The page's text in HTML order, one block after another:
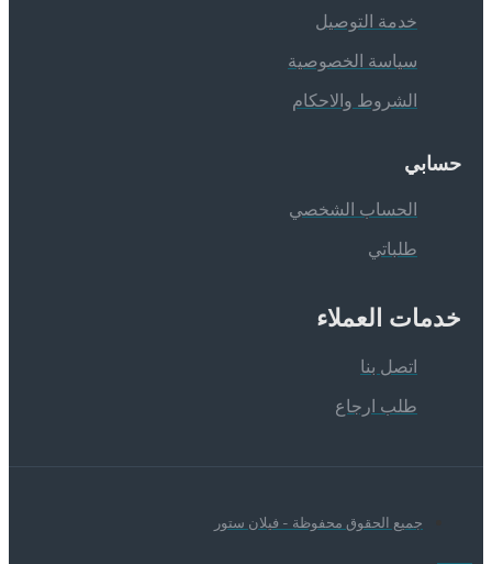
خدمة التوصيل
سياسة الخصوصية
الشروط والاحكام
الحساب الشخصي
طلباتي
العملاء
اتصل بنا
طلب ارجاع
جميع الحقوق محفوظة - فيلان ستور